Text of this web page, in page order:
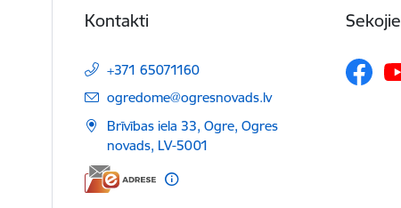
Kontakti
+371 65071160
E-pasts:
ogredome@ogresnovads.lv
Brīvības iela 33, Ogre, Ogres
novads, LV-5001